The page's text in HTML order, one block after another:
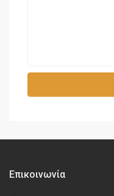
Επικοινωνία